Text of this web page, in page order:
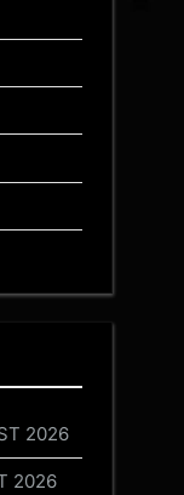
2026
2026